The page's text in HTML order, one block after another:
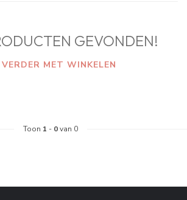
GEVONDEN!
MET WINKELEN
Toon 1 - 0van 0